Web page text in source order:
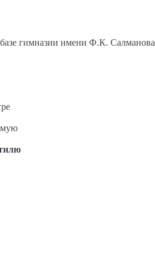
гимназии имени Ф.К. Салманова